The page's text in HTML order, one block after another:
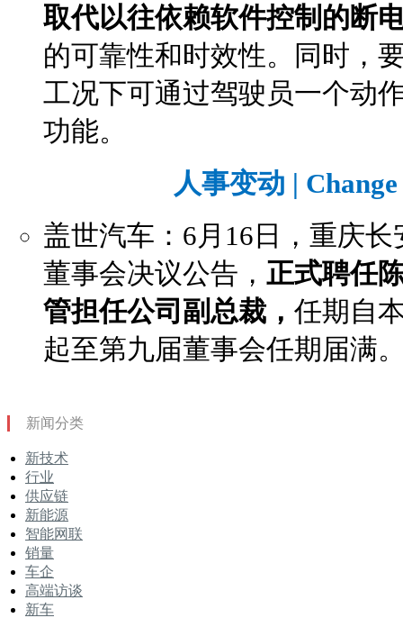
取代以往依赖软件控制的断
的可靠性和时效性。同时，
工况下可通过驾驶员一个动
功能。
人事变动 |
盖世汽车：6月16日，重庆
董事会决议公告， 正式聘任
管担任公司副总裁， 任期自
起至第九届董事会任期届满
新闻分类
新技术
行业
供应链
新能源
智能网联
销量
车企
高端访谈
新车